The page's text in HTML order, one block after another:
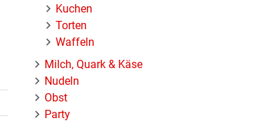
Kuchen
Torten
Waffeln
Milch, Quark & Käse
Nudeln
Obst
Party